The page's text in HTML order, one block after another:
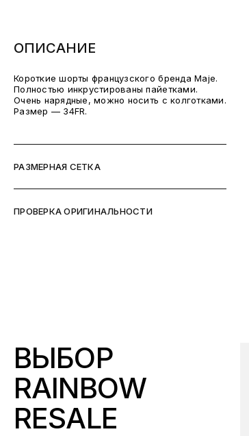
ОПИСАНИЕ
Короткие шорты французского бренда Maje.
Полностью инкрустированы пайетками.
Очень нарядные, можно носить с колготками.
Размер — 34FR.
РАЗМЕРНАЯ СЕТКА
ПРОВЕРКА ОРИГИНАЛЬНОСТИ
ВЫБОР
RAINBOW
RESALE